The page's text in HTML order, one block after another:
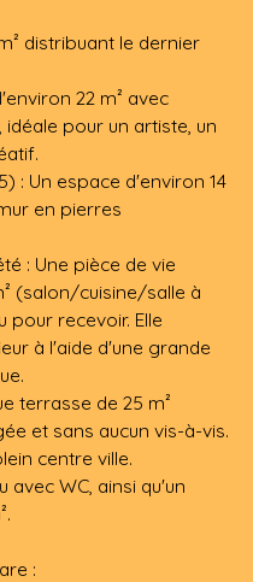
distribuant le dernier
22 m² avec
pour un artiste, un
: Un espace d'environ 14
en pierres
: Une pièce de vie
(salon/cuisine/salle à
pour recevoir. Elle
à l'aide d'une grande
terrasse de 25 m²
et sans aucun vis-à-vis.
centre ville.
avec WC, ainsi qu'un
: